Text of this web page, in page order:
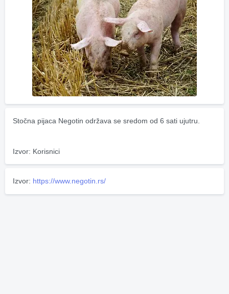
Stočna pijaca Negotin održava se sredom od 6 sati ujutru.
Izvor: Korisnici
Izvor: https://www.negotin.rs/